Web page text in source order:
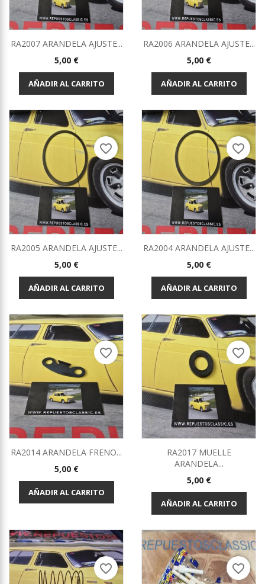
RA2007 ARANDELA AJUSTE...
Precio
5,00 €
AÑADIR AL CARRITO
RA2006 ARANDELA AJUSTE...
Precio
5,00 €
AÑADIR AL CARRITO
RA2005 ARANDELA AJUSTE...
Precio
5,00 €
AÑADIR AL CARRITO
favorite_border
RA2004 ARANDELA AJUSTE...
Precio
5,00 €
AÑADIR AL CARRITO
favorite_border
RA2014 ARANDELA FRENO...
Precio
5,00 €
AÑADIR AL CARRITO
favorite_border
RA2017 MUELLE
ARANDELA...
Precio
5,00 €
AÑADIR AL CARRITO
favorite_border
favorite_border favorite_border